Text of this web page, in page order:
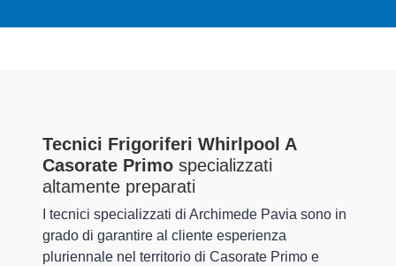
Tecnici Frigoriferi Whirlpool A
Casorate Primo specializzati
altamente preparati
I tecnici specializzati di Archimede Pavia sono in
grado di garantire al cliente esperienza
pluriennale nel territorio di Casorate Primo e